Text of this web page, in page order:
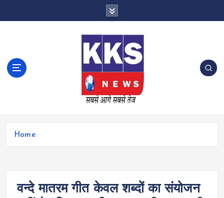
Home
वन्दे मातरम गीत केवल शब्दों का संयोजन